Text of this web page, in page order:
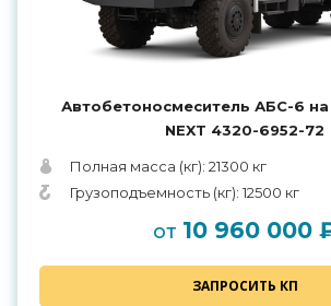
Автобетоносмеситель АБС-6
NEXT 4320-6952-72
Полная масса (кг): 21300 кг
Грузоподъемность (кг): 12500 кг
от 10 960 000
ЗАПРОСИТЬ КП